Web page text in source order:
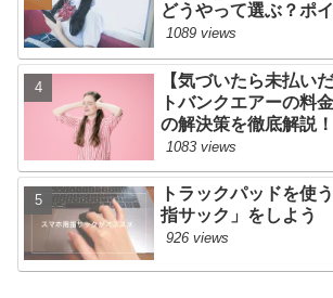
どうやって選ぶ？ポ
1089 views
【気づいたら未払い
トバンクエアーの料
の解決策を徹底解説！
1083 views
トラックパッドを使
指サック」をしよう
926 views